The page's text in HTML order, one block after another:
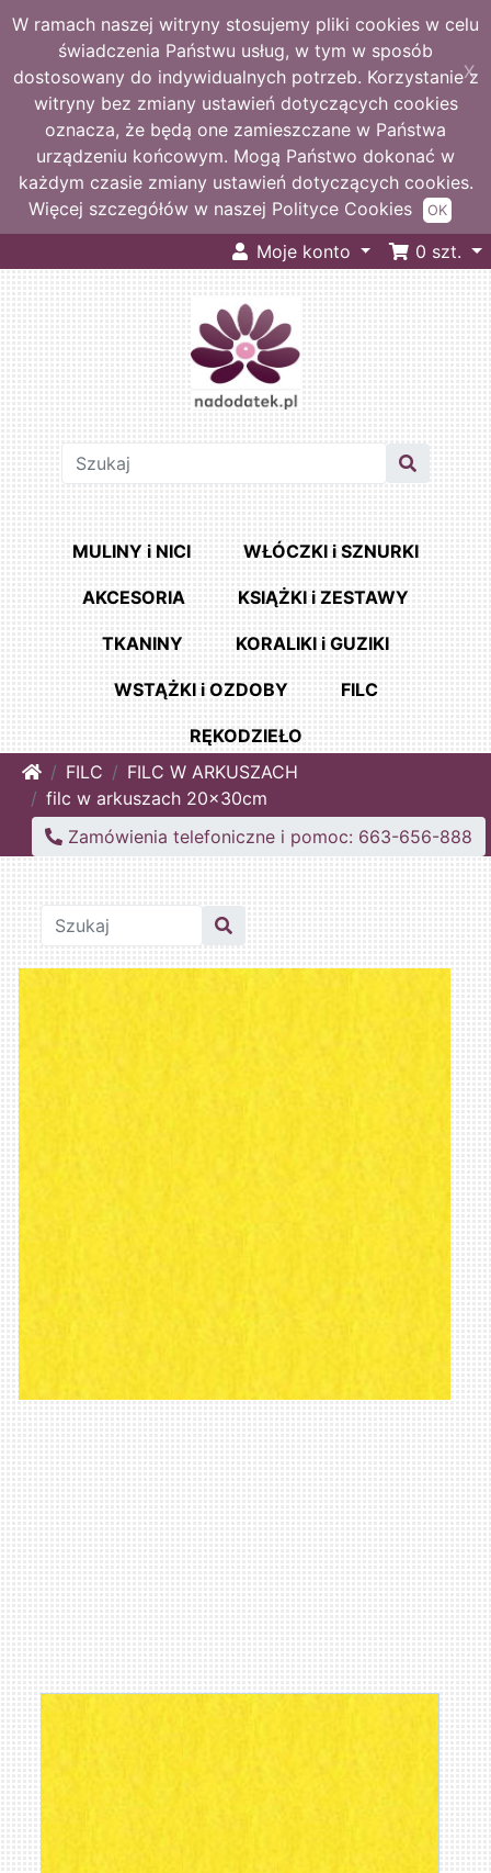
W ramach naszej witryny stosujemy pliki cookies w celu
świadczenia Państwu usług, w tym w sposób
dostosowany do indywidualnych potrzeb. Korzystanie z
witryny bez zmiany ustawień dotyczących cookies
oznacza, że będą one zamieszczane w Państwa
urządzeniu końcowym. Mogą Państwo dokonać w
każdym czasie zmiany ustawień dotyczących cookies.
Więcej szczegółów w naszej Polityce Cookies
X
OK
Moje konto 0 szt.
MULINY i NICI WŁÓCZKI i SZNURKI
AKCESORIA KSIĄŻKI i ZESTAWY
TKANINY KORALIKI i GUZIKI
WSTĄŻKI i OZDOBY FILC
RĘKODZIEŁO
Home
FILC
FILC W ARKUSZACH
filc w arkuszach 20x30cm
Zamówienia telefoniczne i pomoc: 663-656-888